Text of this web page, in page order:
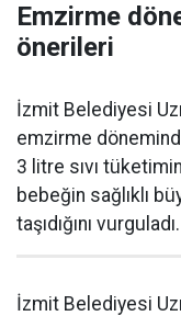
Emzirme
önerileri
İzmit Belediyesi
emzirme
3 litre sıvı
bebeğin sağlıklı
taşıdığını vurguladı.
İzmit Belediyesi